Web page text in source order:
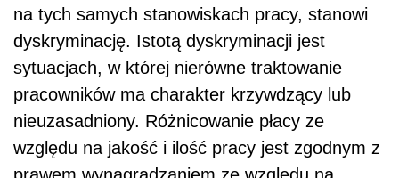
na tych samych stanowiskach pracy, stanowi
dyskryminację. Istotą dyskryminacji jest
sytuacjach, w której nierówne traktowanie
pracowników ma charakter krzywdzący lub
nieuzasadniony. Różnicowanie płacy ze
względu na jakość i ilość pracy jest zgodnym z